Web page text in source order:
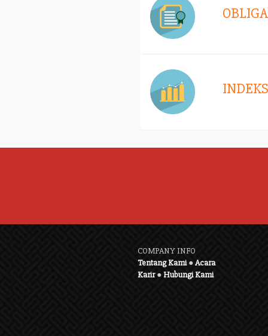
INDEKS
COMPANY INFO
Tentang Kami●Acara
Karir●Hubungi Kami